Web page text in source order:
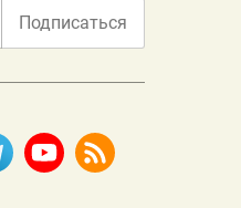
Подписаться